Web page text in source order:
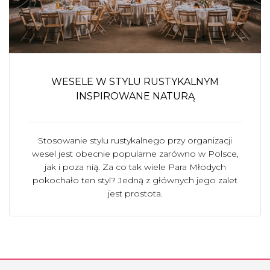
WESELE W STYLU RUSTYKALNYM
INSPIROWANE NATURĄ
Stosowanie stylu rustykalnego przy organizacji
wesel jest obecnie popularne zarówno w Polsce,
jak i poza nią. Za co tak wiele Para Młodych
pokochało ten styl? Jedną z głównych jego zalet
jest prostota.